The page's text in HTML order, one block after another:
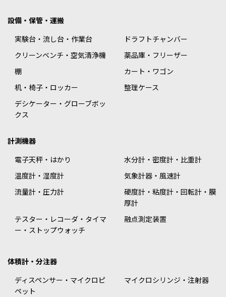
設備・保管・運搬
実験台・流し台・作業台
ドラフトチャンバー
クリーンベンチ・空気清浄機
薬品庫・フリーザー
棚
カート・ワゴン
机・椅子・ロッカー
整理ケース
デシケーター・グローブボッ
クス
計測機器
電子天秤・はかり
水分計・密度計・比重計
温度計・湿度計
気象計器・風速計
流量計・圧力計
硬度計・粘度計・回転計・膜
厚計
テスター・レコーダ・タイマ
ー・ストップウォッチ
融点測定装置
体積計・分注器
ディスペンサー・マイクロピ
ペット
マイクロシリンジ・注射器